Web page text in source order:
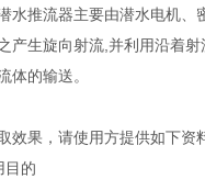
水推流器主要由潜水电机、
产生旋向射流,并利用沿着
体的输送。
效果，请使用方提供如下资
目的